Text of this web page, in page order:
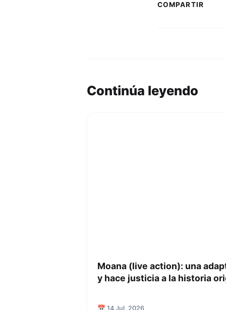
COMPARTIR
Continúa leyendo
Moana (live action): una
y hace justicia a la historia
📅 14 Jul, 2026